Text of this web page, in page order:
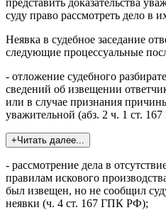
суду право рассмотреть дело в
Неявка в судебное заседание
следующие процессуальные
- отложение судебного
сведений об извещении
или в случае признания
уважительной (абз. 2 ч. 1 ст.
+Читать далее...
- рассмотрение дела в
правилам искового
был извещен, но не сообщил
неявки (ч. 4 ст. 167 ГПК РФ);